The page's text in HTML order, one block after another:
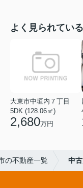
よく見られてい
大東市中垣内７丁目
5DK (128.06㎡)
2,680万円
の不動産一覧 中